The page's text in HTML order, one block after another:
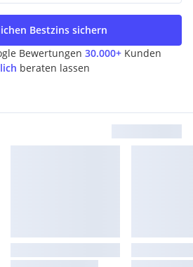
Bewertungen 30.000+ Kunden
beraten lassen
Bestzins sichern